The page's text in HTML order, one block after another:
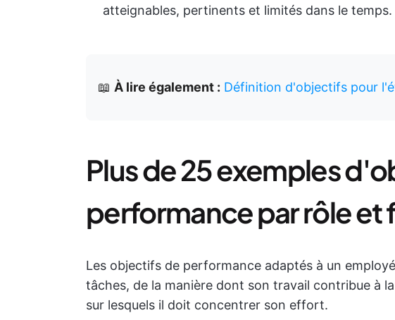
atteignables, pertinents et limités dans le temps.
📖 À lire également : Définition d'objectifs pour
Plus de 25 exemples
performance par rôle et
Les objectifs de performance adaptés à un
tâches, de la manière dont son travail contribue à
sur lesquels il doit concentrer son effort.